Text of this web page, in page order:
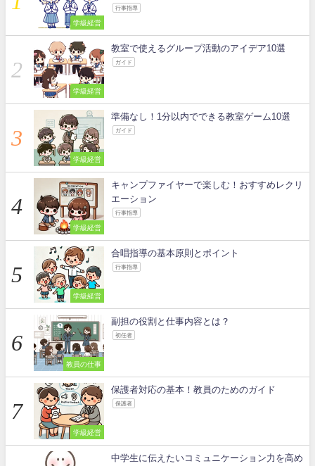
学級経営
行事指導
学級経営
教室で使えるグループ活動のアイデア10選
ガイド
学級経営
準備なし！1分以内でできる教室ゲーム10選
ガイド
学級経営
キャンプファイヤーで楽しむ！おすすめレクリ
エーション
行事指導
学級経営
合唱指導の基本原則とポイント
行事指導
教員の仕事
副担の役割と仕事内容とは？
初任者
学級経営
保護者対応の基本！教員のためのガイド
保護者
中学生に伝えたいコミュニケーション力を高め